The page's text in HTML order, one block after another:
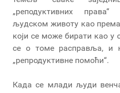
„реподуктивних
људском животу као према
који се може бирати као у
се о томе расправља, и
„репродуктивне помоћи“.
Када се млади људи